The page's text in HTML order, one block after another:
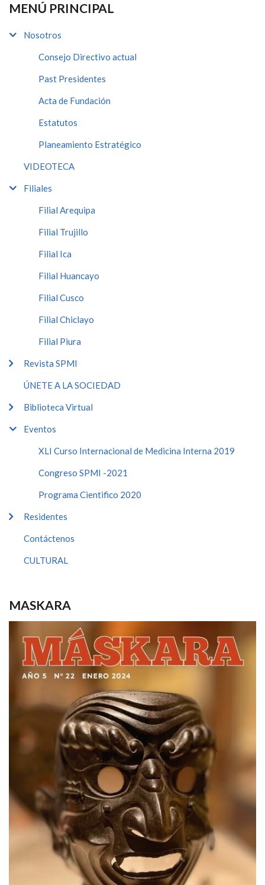
MENÚ PRINCIPAL
Nosotros
Consejo Directivo actual
Past Presidentes
Acta de Fundación
Estatutos
Planeamiento Estratégico
VIDEOTECA
Filiales
Filial Arequipa
Filial Trujillo
Filial Ica
Filial Huancayo
Filial Cusco
Filial Chiclayo
Filial Piura
Revista SPMI
ÚNETE A LA SOCIEDAD
Biblioteca Virtual
Eventos
XLI Curso Internacional de Medicina Interna 2019
Congreso SPMI -2021
Programa Cientifico 2020
Residentes
Contáctenos
CULTURAL
MASKARA